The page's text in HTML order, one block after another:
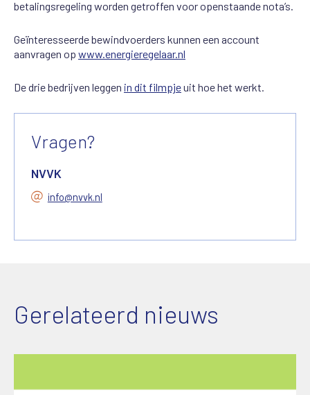
betalingsregeling worden getroffen voor openstaande nota’s.
Geïnteresseerde bewindvoerders kunnen een account
aanvragen op www.energieregelaar.nl
De drie bedrijven leggen in dit filmpjeuit hoe het werkt.
Vragen?
NVVK
info@nvvk.nl
Gerelateerd nieuws